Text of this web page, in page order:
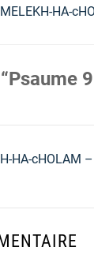
HA-
HA-cHOLAM